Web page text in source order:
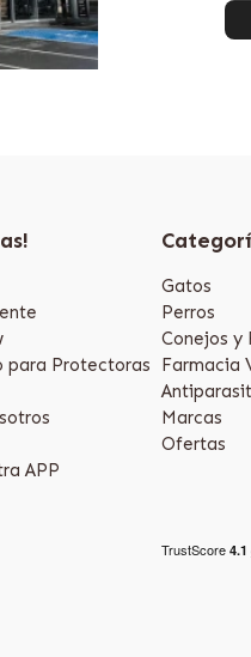
para Protectoras
APP
Gatos
Perros
Conejos y
Farmacia
Marcas
Ofertas